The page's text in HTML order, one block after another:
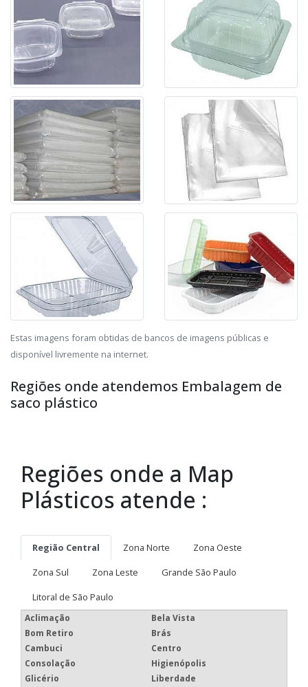
Estas imagens foram obtidas de bancos de imagens públicas e
disponível livremente na internet.
Regiões onde atendemos Embalagem de
saco plástico
Regiões onde a Map
Plásticos atende :
Região Central Zona Norte
Zona Oeste
Zona Sul
Zona Leste
Grande São Paulo
Litoral de São Paulo
Aclimação
Bela Vista
Bom Retiro
Brás
Cambuci
Centro
Consolação
Higienópolis
Glicério
Liberdade